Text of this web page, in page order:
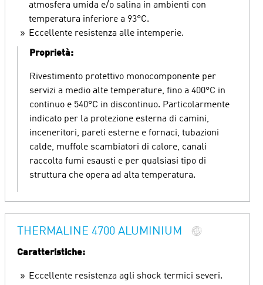
atmosfera umida e/o salina in ambienti con
temperatura inferiore a 93°C.
Eccellente resistenza alle intemperie.
Proprietà:
Rivestimento protettivo monocomponente per
servizi a medio alte temperature, fino a 400°C in
continuo e 540°C in discontinuo. Particolarmente
indicato per la protezione esterna di camini,
inceneritori, pareti esterne e fornaci, tubazioni
calde, muffole scambiatori di calore, canali
raccolta fumi esausti e per qualsiasi tipo di
struttura che opera ad alta temperatura.
THERMALINE 4700 ALUMINIUM
Caratteristiche:
Eccellente resistenza agli shock termici severi.